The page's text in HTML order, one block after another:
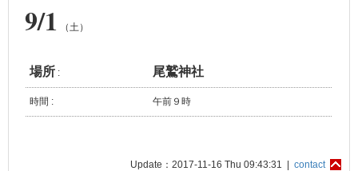
9/1 （土）
場所 : 尾鷲神社
時間 : 午前９時
Update：2017-11-16 Thu 09:43:31 | contact